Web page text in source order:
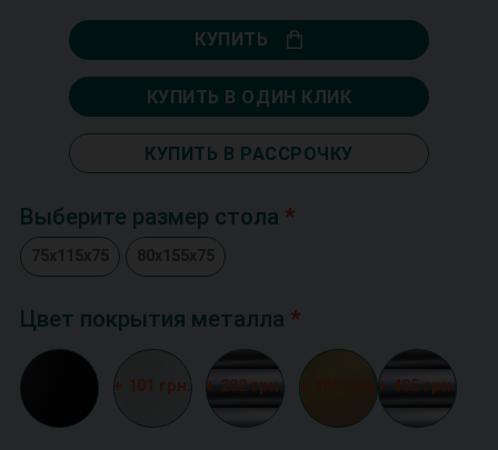
КУПИТЬ
КУПИТЬ В ОДИН КЛИК
КУПИТЬ В РАССРОЧКУ
Выберите размер стола
75х115х75 80х155х75
Цвет покрытия металла
+ 101 грн. + 202 грн. + 405 грн.+ 405 грн.